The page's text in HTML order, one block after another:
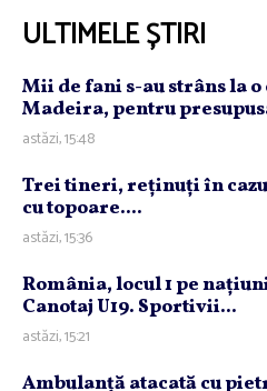
ULTIMELE ȘTIRI
Mii de fani s-au strâns la
Madeira, pentru
astăzi, 15:48
Trei tineri, reţinuţi în
cu topoare....
astăzi, 15:36
România, locul 1 pe
Canotaj U19. Sportivii...
astăzi, 15:21
Ambulanţă atacată cu